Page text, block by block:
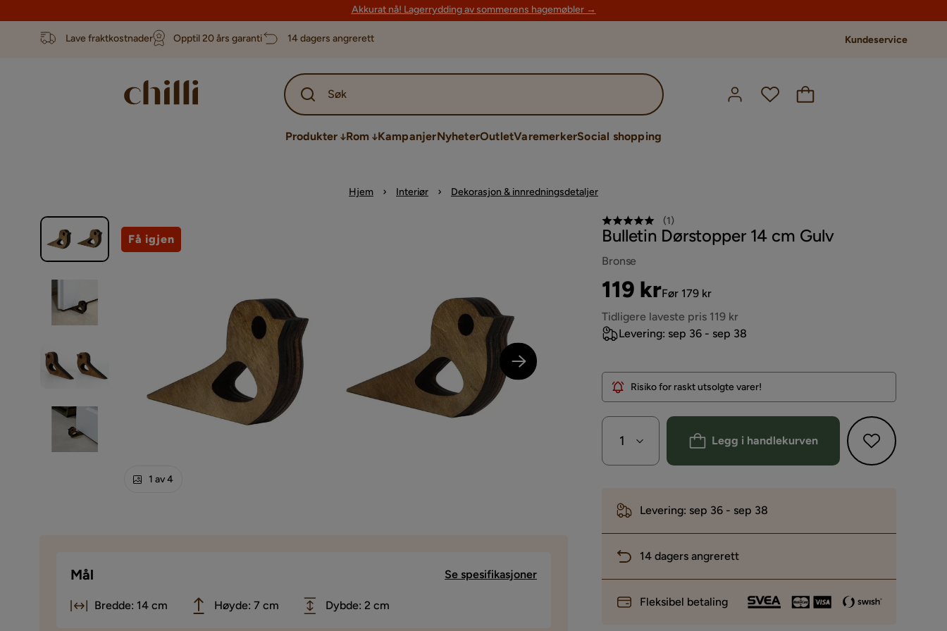
Akkurat nå! Lagerrydding av sommerens hagemøbler →
Lave fraktkostnader Opptil 20 års garanti 14 dagers angrerett Kundeservice
Søk
Produkter Rom KampanjerNyheterOutletVaremerkerSocial shopping
Hjem Interiør Dekorasjon & innredningsdetaljer
Få igjen
1 av 4
Mål Se spesifikasjoner
Bredde: 14 cm Høyde: 7 cm Dybde: 2 cm
(1)
Bulletin Dørstopper 14 cm Gulv
Bronse
Pris
119 kr
Original
Pris
Før 179 kr
Tidligere laveste pris 119 kr
Levering: sep 36 - sep 38
Risiko for raskt utsolgte varer!
Legg i handlekurven
Levering: sep 36 - sep 38
14 dagers angrerett
Fleksibel betaling